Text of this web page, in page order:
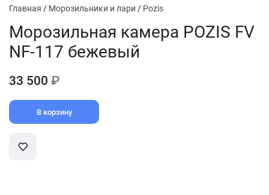
Главная / Морозильники и лари / Pozis
Морозильная камера POZIS FV
NF-117 бежевый
33 500 ₽
В корзину